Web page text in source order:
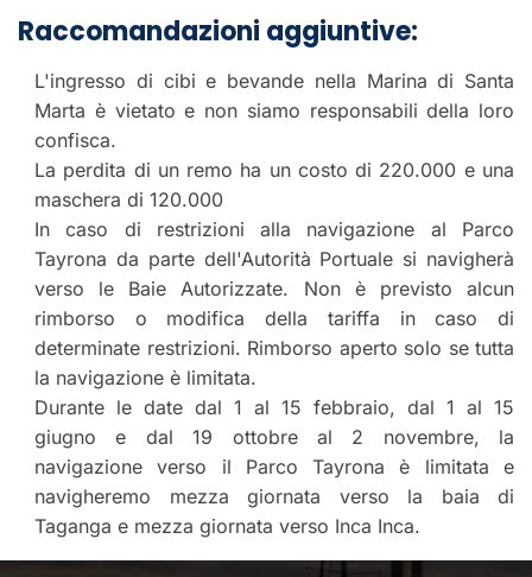
Raccomandazioni aggiuntive:
L'ingresso di cibi e bevande nella Marina di Santa
Marta è vietato e non siamo responsabili della loro
confisca.
La perdita di un remo ha un costo di 220.000 e una
maschera di 120.000
In caso di restrizioni alla navigazione al Parco
Tayrona da parte dell'Autorità Portuale si navigherà
verso le Baie Autorizzate. Non è previsto alcun
rimborso o modifica della tariffa in caso di
determinate restrizioni. Rimborso aperto solo se tutta
la navigazione è limitata.
Durante le date dal 1 al 15 febbraio, dal 1 al 15
giugno e dal 19 ottobre al 2 novembre, la
navigazione verso il Parco Tayrona è limitata e
navigheremo mezza giornata verso la baia di
Taganga e mezza giornata verso Inca Inca.